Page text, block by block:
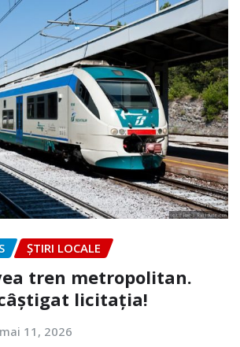
ȘTIRI LOCALE
tren metropolitan.
licitația!
mai 11, 2026